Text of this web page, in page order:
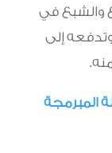
والشبع في
إلى
المبرمجة